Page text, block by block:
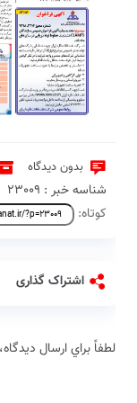
بدون دیدگاه
شناسه خبر : 23009 ♦
کوتاه:
اشتراک گذاری
لطفاً براي ارسال